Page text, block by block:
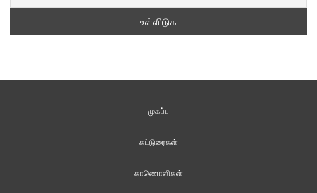
முகப்பு
கட்டுரைகள்
காணொளிகள்